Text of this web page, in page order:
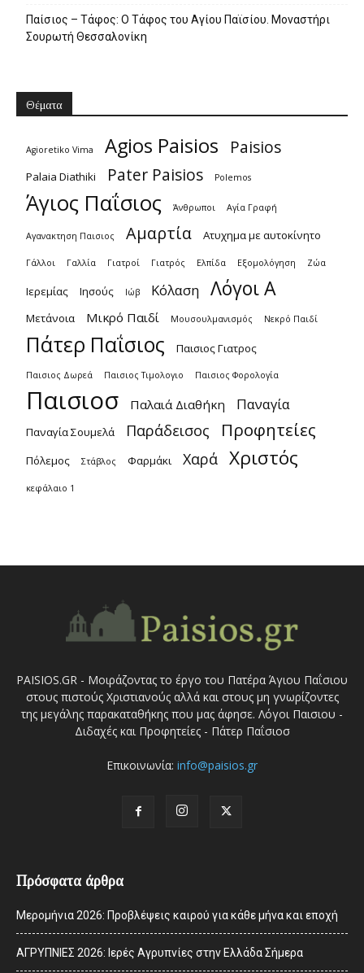
Παίσιος – Τάφος: Ο Τάφος του Αγίου Παϊσίου. Μοναστήρι
Σουρωτή Θεσσαλονίκη
Θέματα
Agioretiko Vima Agios Paisios Paisios
Palaia Diathiki Pater Paisios Polemos
Άγιος Παΐσιος Άνθρωποι Αγία Γραφή
Αγανακτηση Παισιος Αμαρτία Ατυχημα με αυτοκίνητο
Γάλλοι Γαλλία Γιατροί Γιατρός Ελπίδα Εξομολόγηση Ζώα
Ιερεμίας Ιησούς Ιώβ Κόλαση Λόγοι Α
Μετάνοια Μικρό Παιδί Μουσουλμανισμός Νεκρό Παιδί
Πάτερ Παΐσιος Παισιος Γιατρος
Παισιος Δωρεά Παισιος Τιμολογιο Παισιος Φορολογία
Παισιοσ Παλαιά Διαθήκη Παναγία
Παναγία Σουμελά Παράδεισος Προφητείες
Πόλεμος Στάβλος Φαρμάκι Χαρά Χριστός
κεφάλαιο 1
PAISIOS.GR - Μοιράζοντας το έργο του Πατέρα Άγιου Παΐσιου
στους πιστούς Χριστιανούς αλλά και στους μη γνωρίζοντες
της μεγάλης παρακαταθήκης που μας άφησε. Λόγοι Παισιου -
Διδαχές και Προφητείες - Πάτερ Παΐσιοσ
Επικοινωνία: info@paisios.gr
Πρόσφατα άρθρα
Μερομήνια 2026: Προβλέψεις καιρού για κάθε μήνα και εποχή
ΑΓΡΥΠΝΙΕΣ 2026: Ιερές Αγρυπνίες στην Ελλάδα Σήμερα